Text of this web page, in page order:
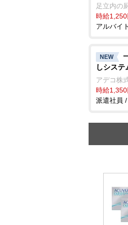
足立内の
時給
アルバイ
NEW
しシス
アデコ株
時給1,350
派遣社員